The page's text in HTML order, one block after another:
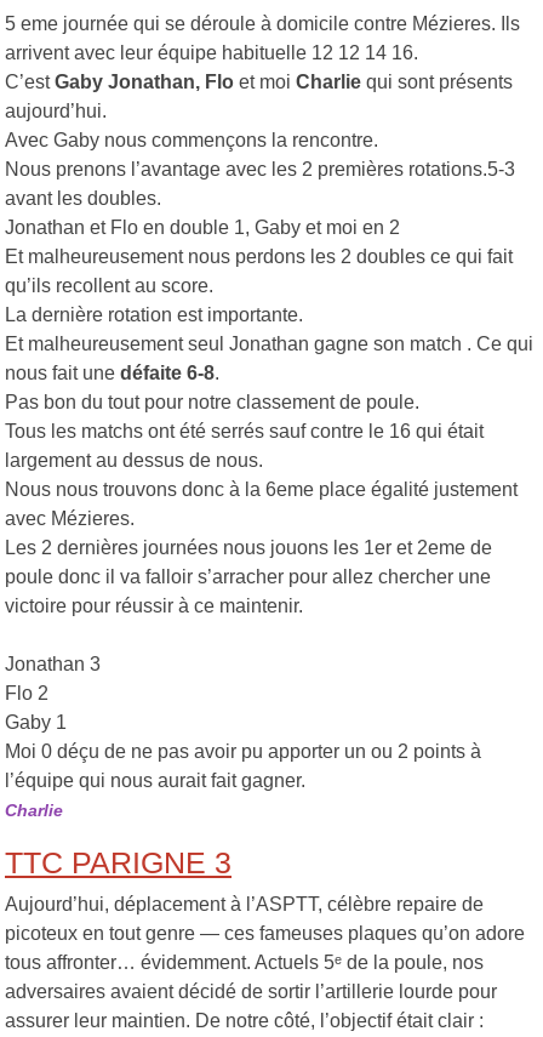
5 eme journée qui se déroule à domicile contre Mézieres. Ils
arrivent avec leur équipe habituelle 12 12 14 16.
C’estGaby Jonathan, Flo et moi Charlie qui sont présents
aujourd’hui.
Avec Gaby nous commençons la rencontre.
Nous prenons l’avantage avec les 2 premières rotations.5-3
avant les doubles.
Jonathan et Flo en double 1, Gaby et moi en 2
Et malheureusement nous perdons les 2 doubles ce qui fait
qu’ils recollent au score.
La dernière rotation est importante.
Et malheureusement seul Jonathan gagne son match . Ce qui
nous fait une défaite 6-8.
Pas bon du tout pour notre classement de poule.
Tous les matchs ont été serrés sauf contre le 16 qui était
largement au dessus de nous.
Nous nous trouvons donc à la 6eme place égalité justement
avec Mézieres.
Les 2 dernières journées nous jouons les 1er et 2eme de
poule donc il va falloir s’arracher pour allez chercher une
victoire pour réussir à ce maintenir.
Jonathan 3
Flo 2
Gaby 1
Moi 0 déçu de ne pas avoir pu apporter un ou 2 points à
l’équipe qui nous aurait fait gagner.
Charlie
TTC PARIGNE 3
Aujourd’hui, déplacement à l’ASPTT, célèbre repaire de
picoteux en tout genre — ces fameuses plaques qu’on adore
tous affronter… évidemment. Actuels 5ᵉ de la poule, nos
adversaires avaient décidé de sortir l’artillerie lourde pour
assurer leur maintien. De notre côté, l’objectif était clair :